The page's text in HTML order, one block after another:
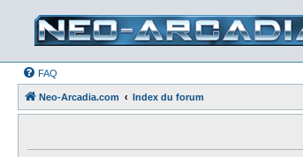
FAQ
Neo-Arcadia.com Index du forum